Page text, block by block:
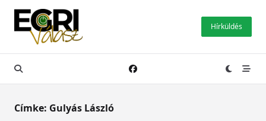
Skip
content
Hírküldés
Címke: Gulyás László